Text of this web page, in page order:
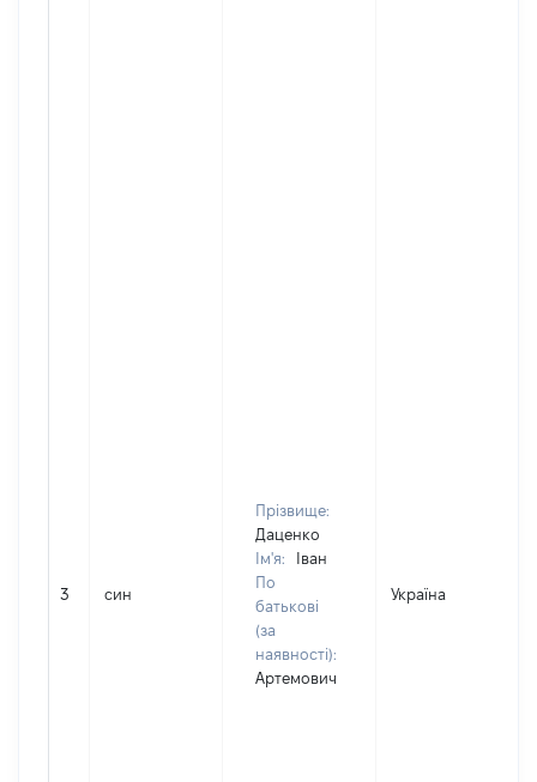
3 син
Прізвище:
Даценко
Ім'я:
Іван
По
батькові
(за
наявності):
Артемович
Україна